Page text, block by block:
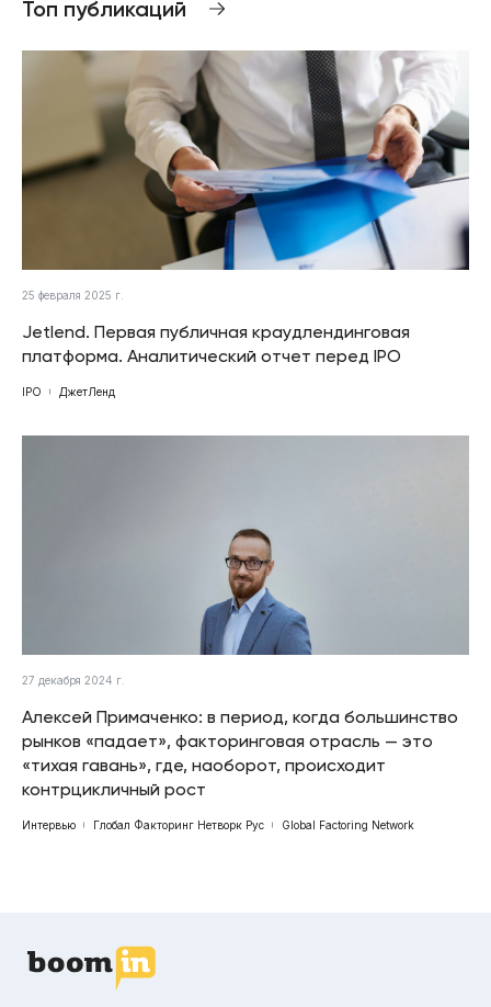
Топ публикаций
25 февраля 2025 г.
Jetlend. Первая публичная краудлендинговая
платформа. Аналитический отчет перед IPO
IPO ДжетЛенд
27 декабря 2024 г.
Алексей Примаченко: в период, когда большинство
рынков «падает», факторинговая отрасль — это
«тихая гавань», где, наоборот, происходит
контрцикличный рост
Интервью Глобал Факторинг Нетворк Рус Global Factoring Network